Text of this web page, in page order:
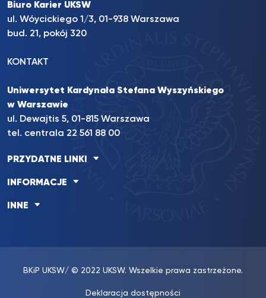
Biuro Karier UKSW
ul. Wóycickiego 1/3, 01-938 Warszawa
bud. 21, pokój 320
KONTAKT
Uniwersytet Kardynała Stefana Wyszyńskiego
w Warszawie
ul. Dewajtis 5, 01-815 Warszawa
tel. centrala 22 561 88 00
PRZYDATNE LINKI
INFORMACJE
INNE
BKiP UKSW/ © 2022 UKSW. Wszelkie prawa zastrzeżone.
Deklaracja dostępności